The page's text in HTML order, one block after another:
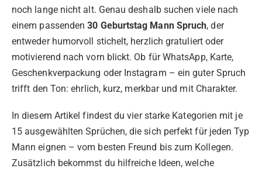
noch lange nicht alt. Genau deshalb suchen viele nach
einem passenden30 Geburtstag Mann Spruch, der
entweder humorvoll stichelt, herzlich gratuliert oder
motivierend nach vorn blickt. Ob für WhatsApp, Karte,
Geschenkverpackung oder Instagram – ein guter Spruch
trifft den Ton: ehrlich, kurz, merkbar und mit Charakter.
In diesem Artikel findest du vier starke Kategorien mit je
15 ausgewählten Sprüchen, die sich perfekt für jeden Typ
Mann eignen – vom besten Freund bis zum Kollegen.
Zusätzlich bekommst du hilfreiche Ideen, welche